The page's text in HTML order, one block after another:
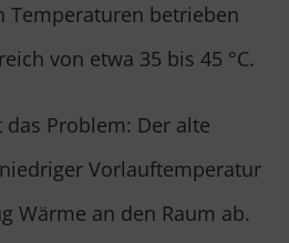
Temperaturen betrieben
von etwa 35 bis 45 °C.
Problem: Der alte
Vorlauftemperatur
Wärme an den Raum ab.